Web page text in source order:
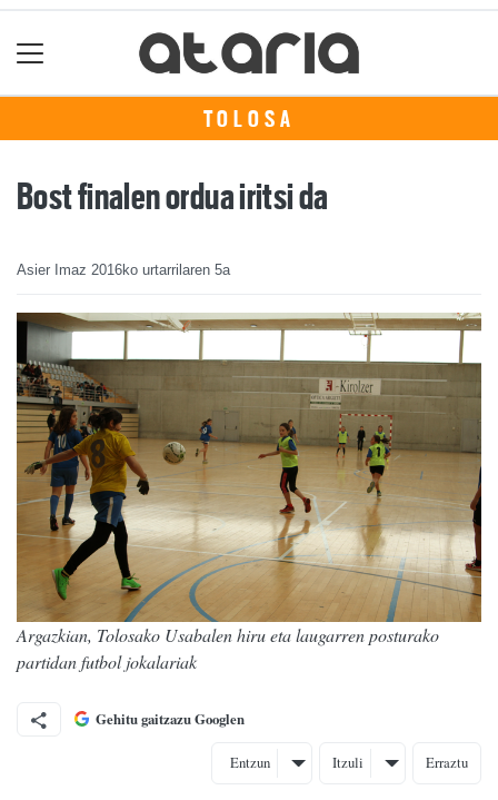
TOLOSA
Bost finalen ordua iritsi da
Asier Imaz 2016ko urtarrilaren 5a
Argazkian, Tolosako Usabalen hiru eta laugarren posturako
partidan futbol jokalariak
Gehitu gaitzazu Googlen
Entzun Itzuli Erraztu